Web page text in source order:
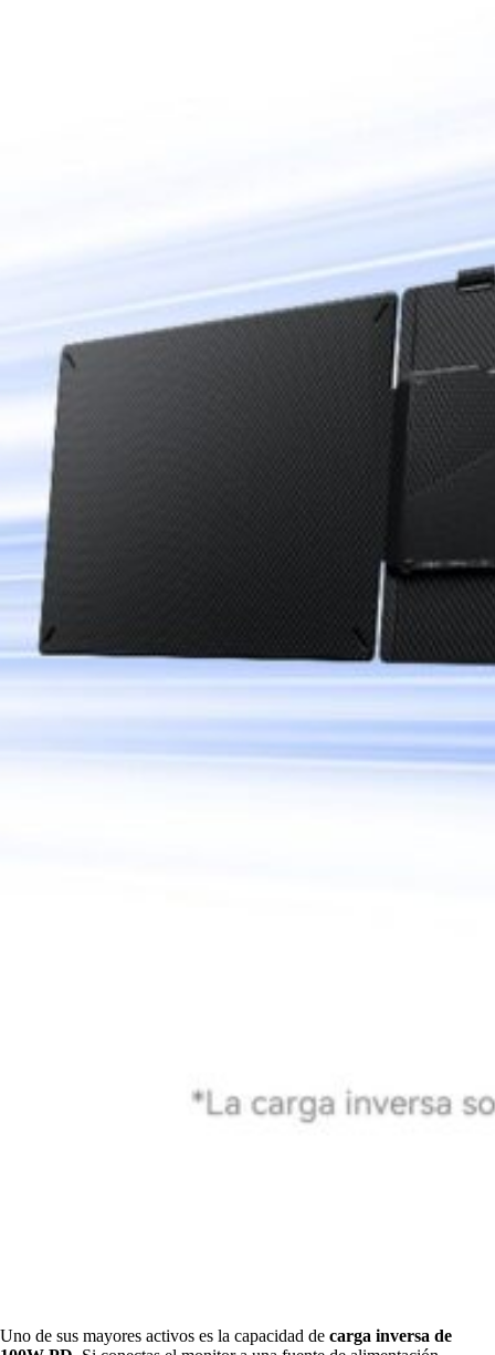
Uno de sus mayores activos es la capacidad de carga inversa de